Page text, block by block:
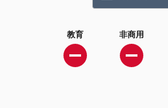
教育 非商用